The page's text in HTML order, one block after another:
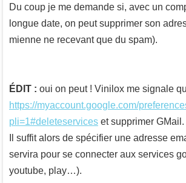
Du coup je me demande si, avec un
longue date, on peut supprimer son
mienne ne recevant que du spam).
ÉDIT : oui on peut ! Vinilox me signale
https://myaccount.google.com/
pli=1#deleteservices et supprimer GMail.
Il suffit alors de spécifier une adresse
servira pour se connecter aux services
youtube, play…).